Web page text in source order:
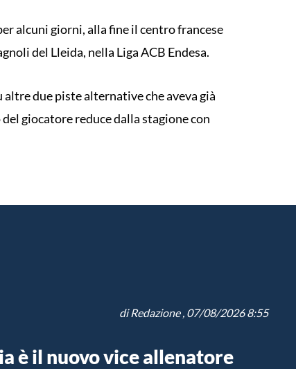
alcuni giorni, alla fine il centro francese
del Lleida, nella Liga ACB Endesa.
due piste alternative che aveva già
giocatore reduce dalla stagione con
diRedazione, 07/08/2026 8:55
è il nuovo vice allenatore